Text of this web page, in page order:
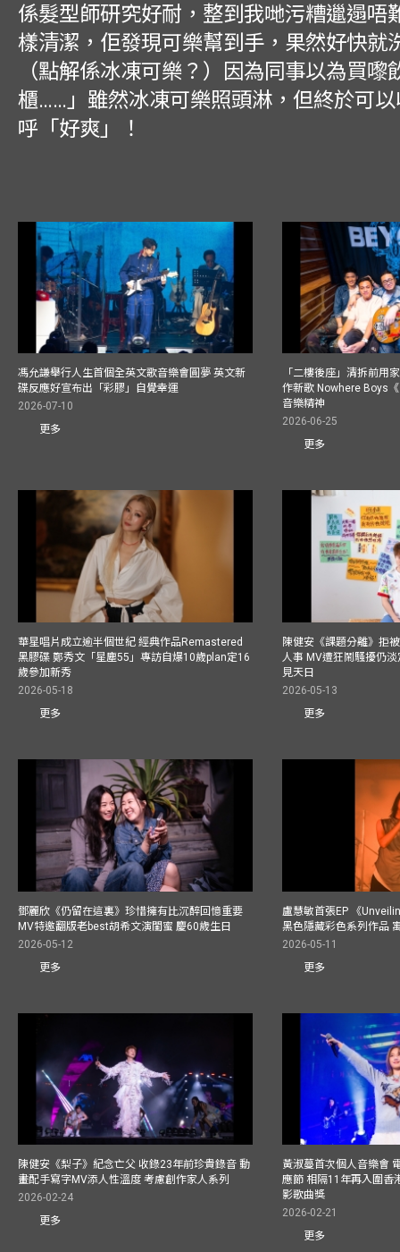
係髮型師研究好耐，整到我哋污糟邋遢唔
樣清潔，佢發現可樂幫到手，果然好快就
（點解係冰凍可樂？）因為同事以為買嚟
櫃……」雖然冰凍可樂照頭淋，但終於可
呼「好爽」！
馮允謙舉行人生首個全英文歌音樂會圓夢 英文新
碟反應好宣布出「彩膠」自覺幸運
2026-07-10
更多
「二樓後座」清拆前用
作新歌 Nowhere Boys
音樂精神
2026-06-25
更多
華星唱片成立逾半個世紀 經典作品Remastered
黑膠碟 鄭秀文「星塵55」專訪自爆10歲plan定16
歲參加新秀
2026-05-18
更多
陳健安《課題分離》拒
人事 MV遭狂鬧騷擾仍
見天日
2026-05-13
更多
鄧麗欣《仍留在這裏》珍惜擁有比沉醉回憶重要
MV特邀翻版老best胡希文演閨蜜 慶60歲生日
2026-05-12
更多
盧慧敏首張EP 《
黑色隱藏彩色系列作品
2026-05-11
更多
陳健安《梨子》紀念亡父 收錄23年前珍貴錄音 動
畫配手寫字MV添人性溫度 考慮創作家人系列
2026-02-24
更多
黃淑蔓首次個人音樂會
應節 相隔11年再入圍香
影歌曲獎
2026-02-21
更多